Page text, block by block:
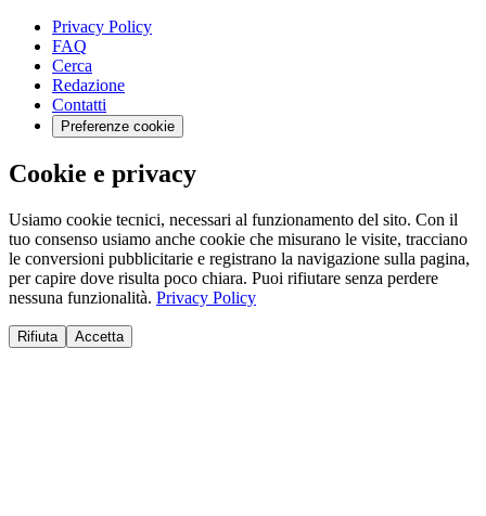
Privacy Policy
FAQ
Cerca
Redazione
Contatti
Preferenze cookie
Cookie e privacy
Usiamo cookie tecnici, necessari al funzionamento del sito. Con il
tuo consenso usiamo anche cookie che misurano le visite, tracciano
le conversioni pubblicitarie e registrano la navigazione sulla pagina,
per capire dove risulta poco chiara. Puoi rifiutare senza perdere
nessuna funzionalità. Privacy Policy
Rifiuta Accetta